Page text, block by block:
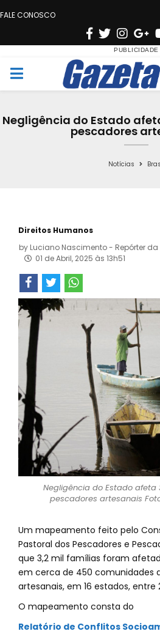
FALE CONOSCO
F
c
e
o
T
w
i
t
e
n
s
t
g
r
a
G
o
o
g
e
M
Negligência do Estado
pescadores
Notícias
Direitos Humanos
by Luciano Nascimento - Repórter
01 de Abril, 2025 às 13h51
Negligência do Estado afeta
pescadores artesanais
Um mapeamento feito pelo
Pastoral dos Pescadores e
que 3,2 mil famílias foram
em cerca de 450 comunidades
artesanais, em 16 estados, entre
O mapeamento consta do
Relatório de Conflitos